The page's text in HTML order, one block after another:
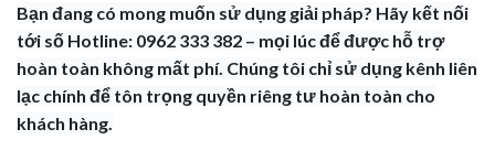
Bạn đang có mong muốn sử dụng giải pháp? Hãy kết nối
tới số Hotline: 0962 333 382 – mọi lúc để được hỗ trợ
hoàn toàn không mất phí. Chúng tôi chỉ sử dụng kênh liên
lạc chính để tôn trọng quyền riêng tư hoàn toàn cho
khách hàng.